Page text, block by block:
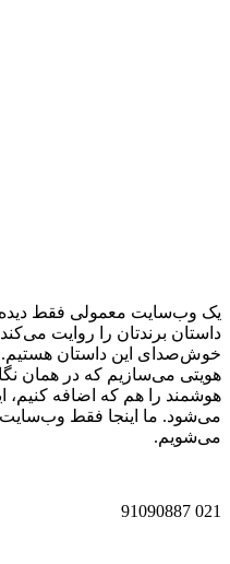
یک وب‌سایت معمولی فقط
داستان برندتان را روایت
خوش‌صدای این داستان
هویتی می‌سازیم که در همان
هوشمند را هم که اضافه کنیم،
می‌شود. ما اینجا فقط
می‌شویم.
021 91090887